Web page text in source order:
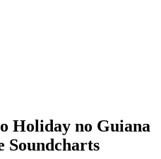
Holiday no Guiana
Soundcharts